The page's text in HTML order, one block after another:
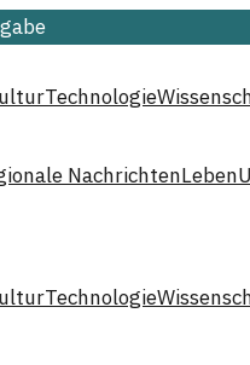
Technologie
NachrichtenLeben
Technologie